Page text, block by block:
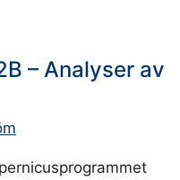
– Analyser av